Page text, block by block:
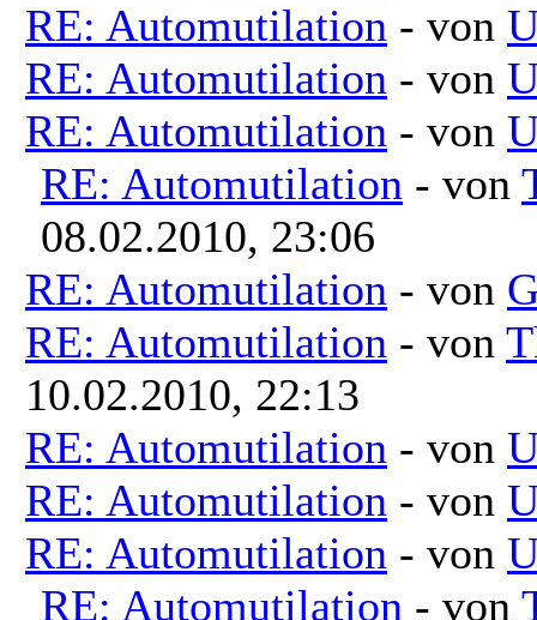
RE: Automutilation - von
RE: Automutilation - von
RE: Automutilation - von
RE: Automutilation - von
08.02.2010, 23:06
RE: Automutilation - von
RE: Automutilation - von
10.02.2010, 22:13
RE: Automutilation - von
RE: Automutilation - von
RE: Automutilation - von
RE: Automutilation - von